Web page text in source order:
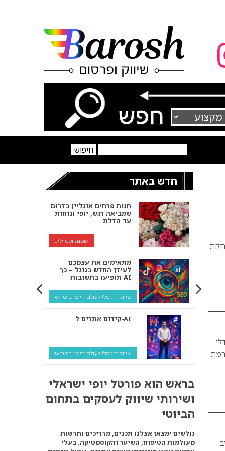
רמת
חדש באתר
חנות פרחים אונליין בדרום
שמביאה רגש, יופי ונוחות
עד הדלת
אופנה וסטיילינג
מתאימים את עצמכם
לעידן החדש בגוגל – כך
תופיעו בתשובות AI
שיווק דיגיטלי לעולם היופי בישראל
קידום אתרים ל‑AI
שיווק דיגיטלי לעולם היופי בישראל
ולמה העסק שלך צריך
להתאים את עצמו אליהם?
קידום ל‑AI לעומת קידום
רגיל: איפה הכסף נמצא
באמת?
בראש הוא פורטל יופי ישראלי
ושירותי שיווק לעסקים בתחום
הביוטי
גולשים ימצאו אצלנו תכנים, מדריכים וחדשות
מעולמות הטיפוח, השיער והקוסמטיקה. בעלי